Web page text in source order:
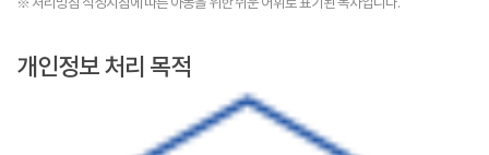
※ 처리방침 작성지침에 따른 아동을 위한 쉬운 어휘로 표기된 목차입니다.
개인정보 처리 목적